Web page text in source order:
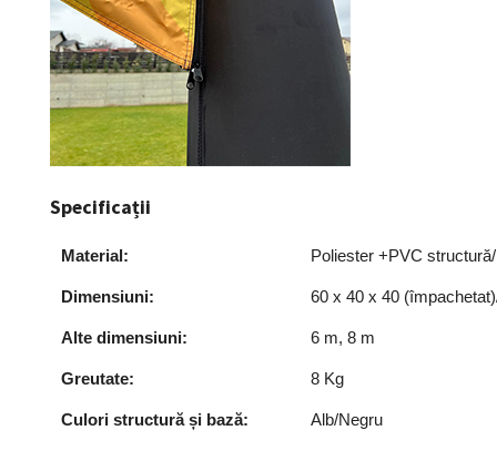
Specificații
Material: Poliester +PVC
Dimensiuni: 60 x 40 x 40
Alte dimensiuni: 6 m, 8 m
Greutate: 8 Kg
Culori structură și bază: Alb/Negru